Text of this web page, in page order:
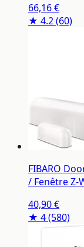
66,16 €
★ 4.2(60)
FIBARO
/ Fenêtre Z-
40,90 €
★ 4(580)